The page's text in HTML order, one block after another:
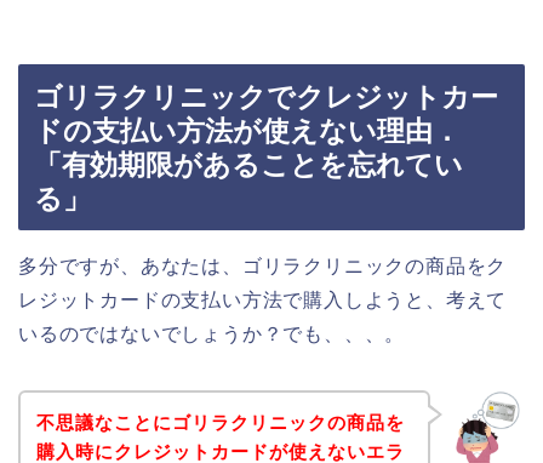
ゴリラクリニックでクレジットカー
ドの支払い方法が使えない理由．
「有効期限があることを忘れてい
る」
多分ですが、あなたは、ゴリラクリニックの商品をク
レジットカードの支払い方法で購入しようと、考えて
いるのではないでしょうか？でも、、、。
不思議なことにゴリラクリニックの商品を
購入時にクレジットカードが使えないエラ